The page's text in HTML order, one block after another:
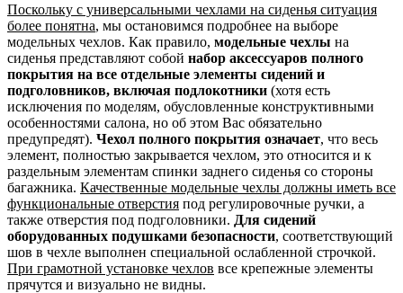
Поскольку с универсальными чехлами на сиденья ситуация
более понятна, мы остановимся подробнее на выборе
модельных чехлов. Как правило, модельные чехлы на
сиденья представляют собой набор аксессуаров полного
покрытия на все отдельные элементы сидений и
подголовников, включая подлокотники (хотя есть
исключения по моделям, обусловленные конструктивными
особенностями салона, но об этом Вас обязательно
предупредят). Чехол полного покрытия означает, что весь
элемент, полностью закрывается чехлом, это относится и к
раздельным элементам спинки заднего сиденья со стороны
багажника. Качественные модельные чехлы должны иметь все
функциональные отверстия под регулировочные ручки, а
также отверстия под подголовники. Для сидений
оборудованных подушками безопасности, соответствующий
шов в чехле выполнен специальной ослабленной строчкой.
При грамотной установке чехлов все крепежные элементы
прячутся и визуально не видны.